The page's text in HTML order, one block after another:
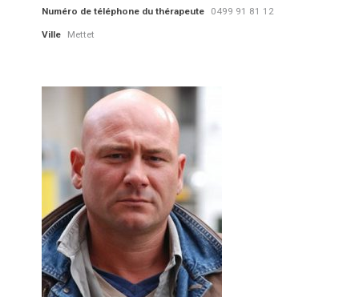
Numéro de téléphone du thérapeute 0499 91 81 12
Ville Mettet